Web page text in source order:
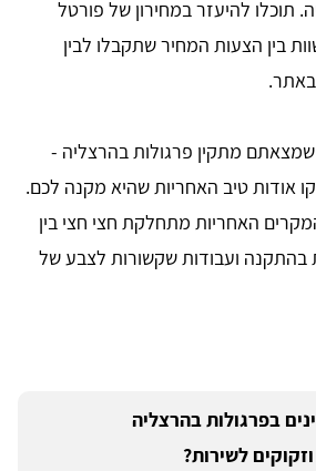
תוכלו להיעזר במחירון של פורטל
בין הצעות המחיר שתקבלו לבין
מתקין פרגולות בהרצליה -
אודות טיב האחריות שהיא מקנה לכם.
האחריות מתחלקת חצי חצי בין
בהתקנה ועבודות שקשורות לצבע של
בפרגולות בהרצליה
וזקוקים לשירות?